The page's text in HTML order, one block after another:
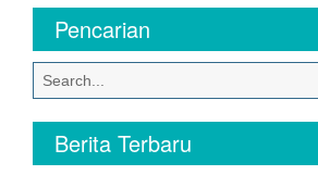
Pencarian
Berita Terbaru